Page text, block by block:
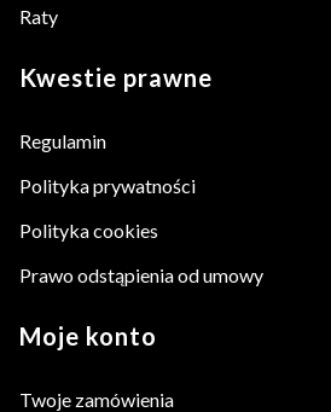
Raty
Kwestie prawne
Regulamin
Polityka prywatności
Polityka cookies
Prawo odstąpienia od umowy
Moje konto
Twoje zamówienia